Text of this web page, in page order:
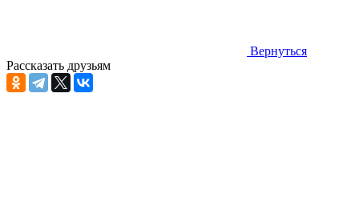
Вернуться
Рассказать друзьям